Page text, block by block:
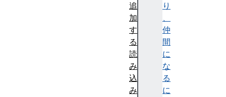
り
、
仲
間
に
な
る
に
追
加
す
る
読
み
込
み